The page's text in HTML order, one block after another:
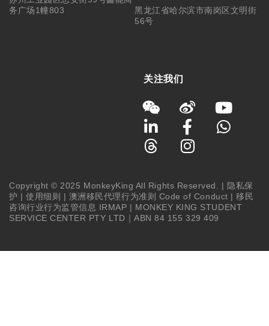
务广场1幢803
黑龙江省哈尔滨市南岗区文明街
56号
关注我们
Copyright © 2025 MonkeyKing All Rights Reserved. |隐私保
护 |使用细则 | 澳洲移民代理行为准则 Code of Conduct |移民
咨询行业行为监管信息 IRMAP | MONKEY KING STUDENT
SERVICE CENTER PTY LTD｜ABN 84 155 329 409